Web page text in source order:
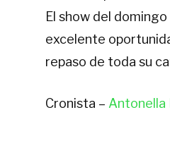
El show del
excelente
repaso de toda su
Cronista –